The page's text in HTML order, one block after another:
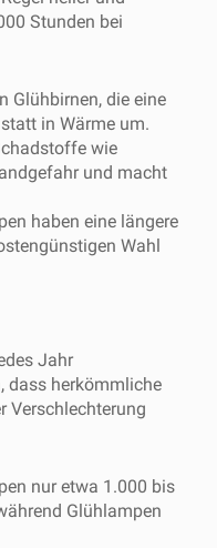
Stunden bei
Glühbirnen, die eine
in Wärme um.
wie
und macht
haben eine längere
Wahl
Jahr
dass herkömmliche
Verschlechterung
nur etwa 1.000 bis
Glühlampen